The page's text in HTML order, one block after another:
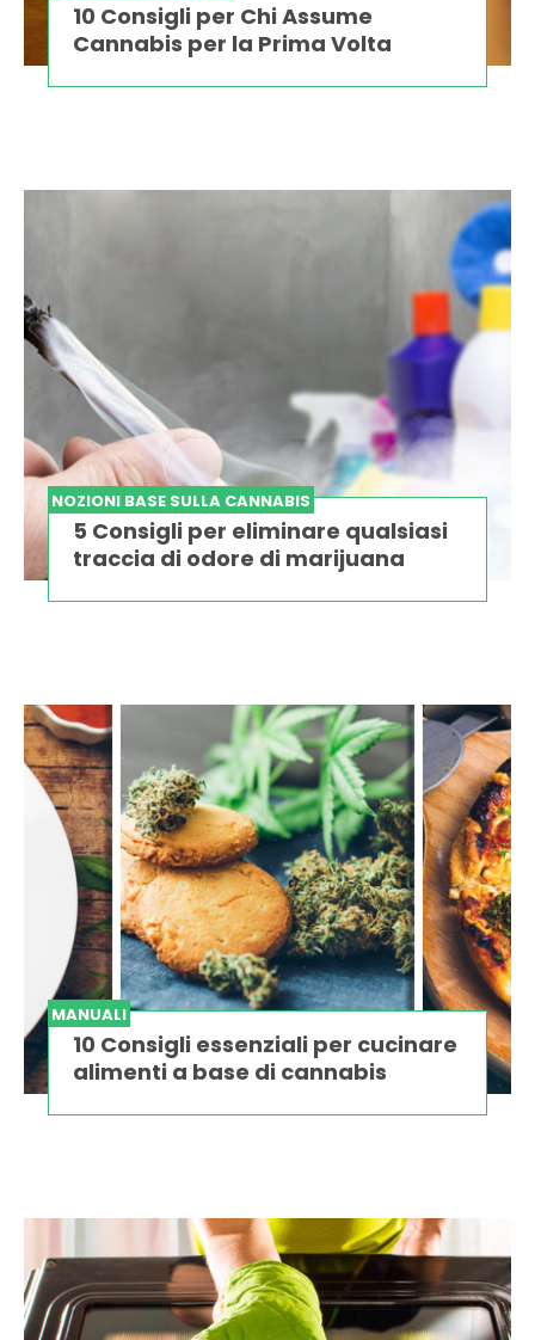
10 Consigli per Chi Assume
Cannabis per la Prima Volta
NOZIONI BASE SULLA CANNABIS
5 Consigli per eliminare qualsiasi
traccia di odore di marijuana
MANUALI
10 Consigli essenziali per cucinare
alimenti a base di cannabis